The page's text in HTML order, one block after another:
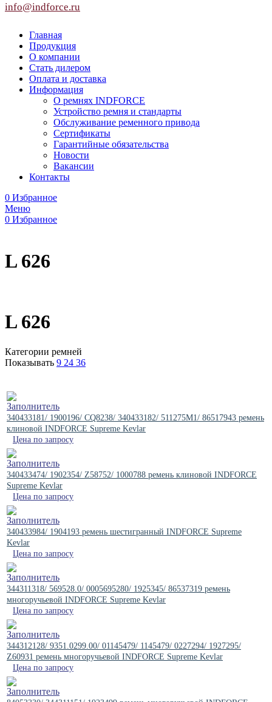
info@indforce.ru
Главная
Продукция
О компании
Стать дилером
Оплата и доставка
Информация
О ремнях INDFORCE
Устройство ремня и стандарты
Обслуживание ременного привода
Сертификаты
Гарантийные обязательства
Новости
Вакансии
Контакты
0 Избранное
Меню
0 Избранное
L 626
L 626
Категории ремней
Показывать 9 24 36
340433181/ 1900196/ CQ8238/ 340433182/ 511275M1/ 86517943 ремень
клиновой INDFORCE Supreme Kevlar
Цена по запросу
340433474/ 1902354/ Z58752/ 1000788 ремень клиновой INDFORCE
Supreme Kevlar
Цена по запросу
340433984/ 1904193 ремень шестигранный INDFORCE Supreme
Kevlar
Цена по запросу
344311318/ 569528.0/ 0005695280/ 1925345/ 86537319 ремень
многоручьевой INDFORCE Supreme Kevlar
Цена по запросу
344312128/ 9351.0299.00/ 01145479/ 1145479/ 0227294/ 1927295/
Z60931 ремень многоручьевой INDFORCE Supreme Kevlar
Цена по запросу